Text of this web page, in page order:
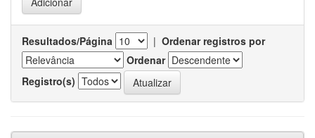
Resultados/Página | Ordenar registros por
Ordenar
Registro(s)